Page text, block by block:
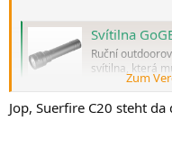
Svítilna
Ruční
svítilna, která
balení) nebo
závislosti na
hodiny. Pomocí
Zum
Jop, Suerfire C20 steht